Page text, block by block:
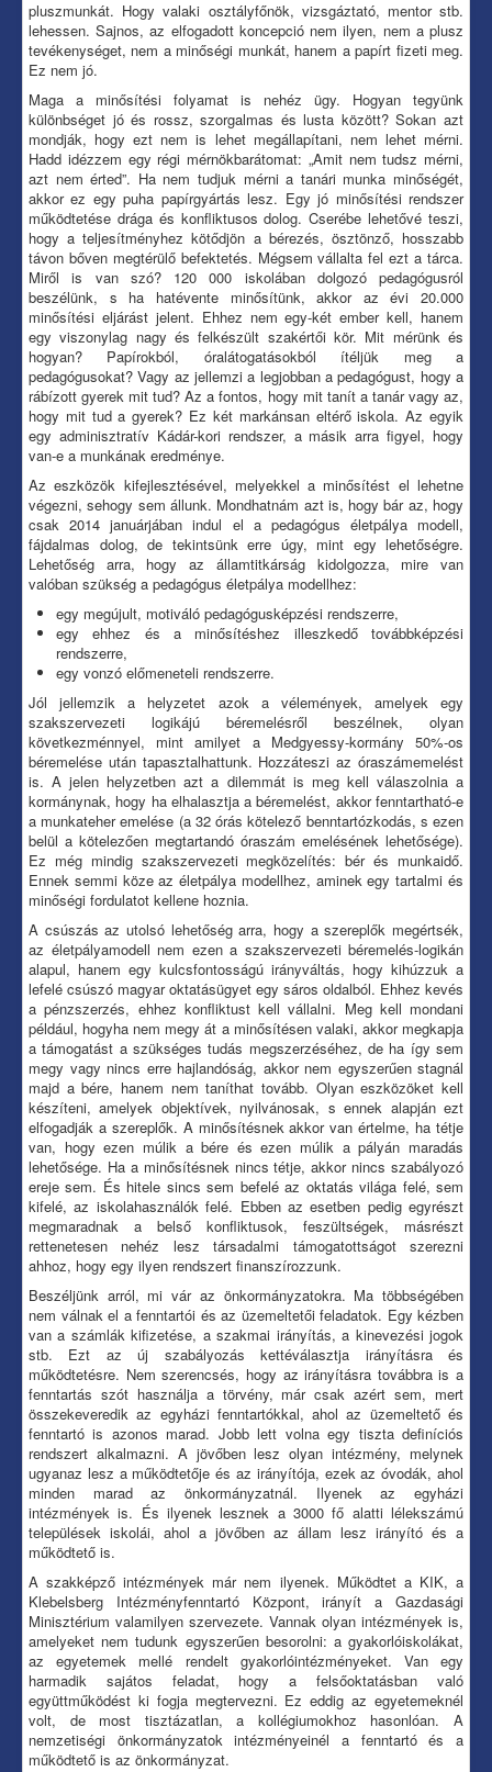
pluszmunkát. Hogy valaki osztályfőnök, vizsgáztató, mentor stb.
lehessen. Sajnos, az elfogadott koncepció nem ilyen, nem a plusz
tevékenységet, nem a minőségi munkát, hanem a papírt fizeti meg.
Ez nem jó.
Maga a minősítési folyamat is nehéz ügy. Hogyan tegyünk
különbséget jó és rossz, szorgalmas és lusta között? Sokan azt
mondják, hogy ezt nem is lehet megállapítani, nem lehet mérni.
Hadd idézzem egy régi mérnökbarátomat: „Amit nem tudsz mérni,
azt nem érted”. Ha nem tudjuk mérni a tanári munka minőségét,
akkor ez egy puha papírgyártás lesz. Egy jó minősítési rendszer
működtetése drága és konfliktusos dolog. Cserébe lehetővé teszi,
hogy a teljesítményhez kötődjön a bérezés, ösztönző, hosszabb
távon bőven megtérülő befektetés. Mégsem vállalta fel ezt a tárca.
Miről is van szó? 120 000 iskolában dolgozó pedagógusról
beszélünk, s ha hatévente minősítünk, akkor az évi 20.000
minősítési eljárást jelent. Ehhez nem egy-két ember kell, hanem
egy viszonylag nagy és felkészült szakértői kör. Mit mérünk és
hogyan? Papírokból, óralátogatásokból ítéljük meg a
pedagógusokat? Vagy az jellemzi a legjobban a pedagógust, hogy a
rábízott gyerek mit tud? Az a fontos, hogy mit tanít a tanár vagy az,
hogy mit tud a gyerek? Ez két markánsan eltérő iskola. Az egyik
egy adminisztratív Kádár-kori rendszer, a másik arra figyel, hogy
van-e a munkának eredménye.
Az eszközök kifejlesztésével, melyekkel a minősítést el lehetne
végezni, sehogy sem állunk. Mondhatnám azt is, hogy bár az, hogy
csak 2014 januárjában indul el a pedagógus életpálya modell,
fájdalmas dolog, de tekintsünk erre úgy, mint egy lehetőségre.
Lehetőség arra, hogy az államtitkárság kidolgozza, mire van
valóban szükség a pedagógus életpálya modellhez:
egy megújult, motiváló pedagógusképzési rendszerre,
egy ehhez és a minősítéshez illeszkedő továbbképzési
rendszerre,
egy vonzó előmeneteli rendszerre.
Jól jellemzik a helyzetet azok a vélemények, amelyek egy
szakszervezeti logikájú béremelésről beszélnek, olyan
következménnyel, mint amilyet a Medgyessy-kormány 50%-os
béremelése után tapasztalhattunk. Hozzáteszi az óraszámemelést
is. A jelen helyzetben azt a dilemmát is meg kell válaszolnia a
kormánynak, hogy ha elhalasztja a béremelést, akkor fenntartható-e
a munkateher emelése (a 32 órás kötelező benntartózkodás, s ezen
belül a kötelezően megtartandó óraszám emelésének lehetősége).
Ez még mindig szakszervezeti megközelítés: bér és munkaidő.
Ennek semmi köze az életpálya modellhez, aminek egy tartalmi és
minőségi fordulatot kellene hoznia.
A csúszás az utolsó lehetőség arra, hogy a szereplők megértsék,
az életpályamodell nem ezen a szakszervezeti béremelés-logikán
alapul, hanem egy kulcsfontosságú irányváltás, hogy kihúzzuk a
lefelé csúszó magyar oktatásügyet egy sáros oldalból. Ehhez kevés
a pénzszerzés, ehhez konfliktust kell vállalni. Meg kell mondani
például, hogyha nem megy át a minősítésen valaki, akkor megkapja
a támogatást a szükséges tudás megszerzéséhez, de ha így sem
megy vagy nincs erre hajlandóság, akkor nem egyszerűen stagnál
majd a bére, hanem nem taníthat tovább. Olyan eszközöket kell
készíteni, amelyek objektívek, nyilvánosak, s ennek alapján ezt
elfogadják a szereplők. A minősítésnek akkor van értelme, ha tétje
van, hogy ezen múlik a bére és ezen múlik a pályán maradás
lehetősége. Ha a minősítésnek nincs tétje, akkor nincs szabályozó
ereje sem. És hitele sincs sem befelé az oktatás világa felé, sem
kifelé, az iskolahasználók felé. Ebben az esetben pedig egyrészt
megmaradnak a belső konfliktusok, feszültségek, másrészt
rettenetesen nehéz lesz társadalmi támogatottságot szerezni
ahhoz, hogy egy ilyen rendszert finanszírozzunk.
Beszéljünk arról, mi vár az önkormányzatokra. Ma többségében
nem válnak el a fenntartói és az üzemeltetői feladatok. Egy kézben
van a számlák kifizetése, a szakmai irányítás, a kinevezési jogok
stb. Ezt az új szabályozás kettéválasztja irányításra és
működtetésre. Nem szerencsés, hogy az irányításra továbbra is a
fenntartás szót használja a törvény, már csak azért sem, mert
összekeveredik az egyházi fenntartókkal, ahol az üzemeltető és
fenntartó is azonos marad. Jobb lett volna egy tiszta definíciós
rendszert alkalmazni. A jövőben lesz olyan intézmény, melynek
ugyanaz lesz a működtetője és az irányítója, ezek az óvodák, ahol
minden marad az önkormányzatnál. Ilyenek az egyházi
intézmények is. És ilyenek lesznek a 3000 fő alatti lélekszámú
települések iskolái, ahol a jövőben az állam lesz irányító és a
működtető is.
A szakképző intézmények már nem ilyenek. Működtet a KIK, a
Klebelsberg Intézményfenntartó Központ, irányít a Gazdasági
Minisztérium valamilyen szervezete. Vannak olyan intézmények is,
amelyeket nem tudunk egyszerűen besorolni: a gyakorlóiskolákat,
az egyetemek mellé rendelt gyakorlóintézményeket. Van egy
harmadik sajátos feladat, hogy a felsőoktatásban való
együttműködést ki fogja megtervezni. Ez eddig az egyetemeknél
volt, de most tisztázatlan, a kollégiumokhoz hasonlóan. A
nemzetiségi önkormányzatok intézményeinél a fenntartó és a
működtető is az önkormányzat.